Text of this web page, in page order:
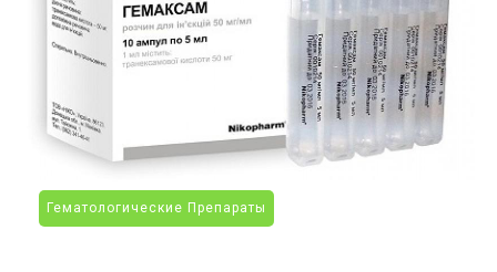
Гематологические Препараты